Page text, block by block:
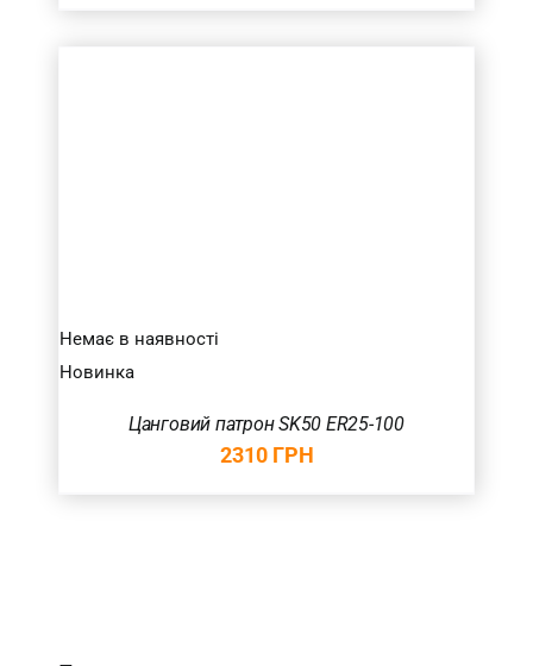
Немає в наявності
Новинка
Цанговий патрон SK50 ER25-100
2310 ГРН